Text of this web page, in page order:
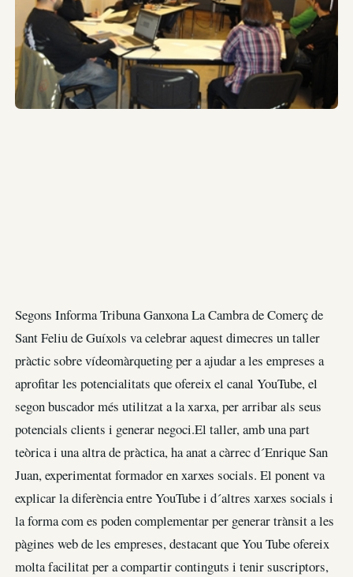
Segons Informa Tribuna Ganxona La Cambra de Comerç de
Sant Feliu de Guíxols va celebrar aquest dimecres un taller
pràctic sobre vídeomàrqueting per a ajudar a les empreses a
aprofitar les potencialitats que ofereix el canal YouTube, el
segon buscador més utilitzat a la xarxa, per arribar als seus
potencials clients i generar negoci.El taller, amb una part
teòrica i una altra de pràctica, ha anat a càrrec d´Enrique San
Juan, experimentat formador en xarxes socials. El ponent va
explicar la diferència entre YouTube i d´altres xarxes socials i
la forma com es poden complementar per generar trànsit a les
pàgines web de les empreses, destacant que You Tube ofereix
molta facilitat per a compartir continguts i tenir suscriptors,